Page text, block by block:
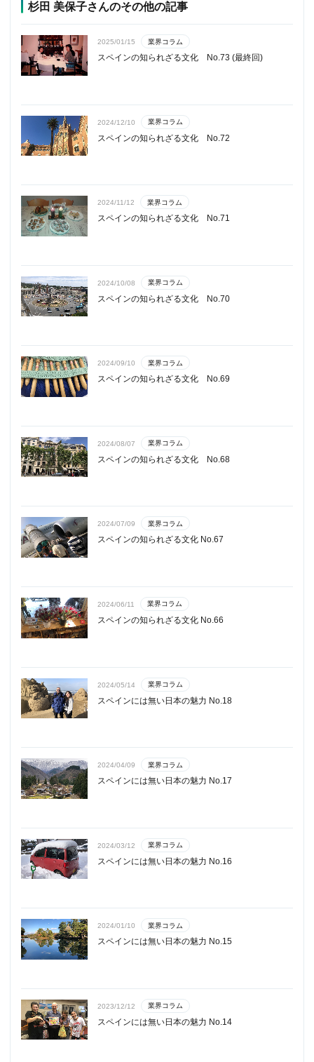
杉田 美保子さんのその他の記事
2025/01/15 業界コラム
スペインの知られざる文化 No.73 (最終回)
2024/12/10 業界コラム
スペインの知られざる文化 No.72
2024/11/12 業界コラム
スペインの知られざる文化 No.71
2024/10/08 業界コラム
スペインの知られざる文化 No.70
2024/09/10 業界コラム
スペインの知られざる文化 No.69
2024/08/07 業界コラム
スペインの知られざる文化 No.68
2024/07/09 業界コラム
スペインの知られざる文化 No.67
2024/06/11 業界コラム
スペインの知られざる文化 No.66
2024/05/14 業界コラム
スペインには無い日本の魅力 No.18
2024/04/09 業界コラム
スペインには無い日本の魅力 No.17
2024/03/12 業界コラム
スペインには無い日本の魅力 No.16
2024/01/10 業界コラム
スペインには無い日本の魅力 No.15
2023/12/12 業界コラム
スペインには無い日本の魅力 No.14